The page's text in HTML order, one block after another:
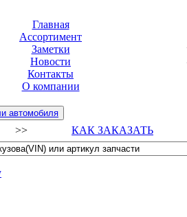
Главная
Ассортимент
Заметки
Новости
Контакты
О компании
автомобиля
>> КАК ЗАКАЗАТЬ